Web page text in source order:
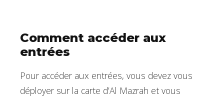
Comment accéder aux
entrées
Pour accéder aux entrées, vous devez vous
déployer sur la carte d’Al Mazrah et vous